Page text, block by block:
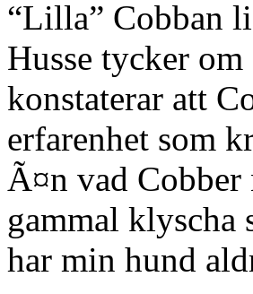
“Lilla” Cobban
Husse tycker
konstaterar att
erfarenhet som
Ã¤n vad
gammal klyscha
har min hund